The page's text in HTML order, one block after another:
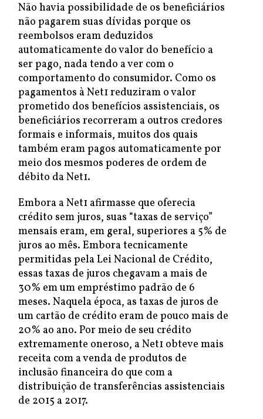
Não havia possibilidade de os beneficiários
não pagarem suas dívidas porque os
reembolsos eram deduzidos
automaticamente do valor do benefício a
ser pago, nada tendo a ver com o
comportamento do consumidor. Como os
pagamentos à Net1 reduziram o valor
prometido dos benefícios assistenciais, os
beneficiários recorreram a outros credores
formais e informais, muitos dos quais
também eram pagos automaticamente por
meio dos mesmos poderes de ordem de
débito da Net1.
Embora a Net1 afirmasse que oferecia
crédito sem juros, suas “taxas de serviço”
mensais eram, em geral, superiores a 5% de
juros ao mês. Embora tecnicamente
permitidas pela Lei Nacional de Crédito,
essas taxas de juros chegavam a mais de
30% em um empréstimo padrão de 6
meses. Naquela época, as taxas de juros de
um cartão de crédito eram de pouco mais de
20% ao ano. Por meio de seu crédito
extremamente oneroso, a Net1 obteve mais
receita com a venda de produtos de
inclusão financeira do que com a
distribuição de transferências assistenciais
de 2015 a 2017.